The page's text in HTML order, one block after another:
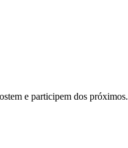
e participem dos próximos.